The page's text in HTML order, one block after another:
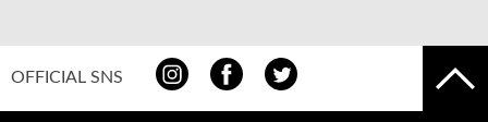
OFFICIAL SNS